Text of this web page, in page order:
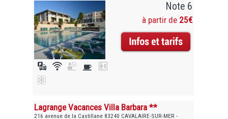
Note 6
à partir de 25€
Lagrange Vacances Villa Barbara **
216 avenue de la Castillane 83240 CAVALAIRE-SUR-MER -